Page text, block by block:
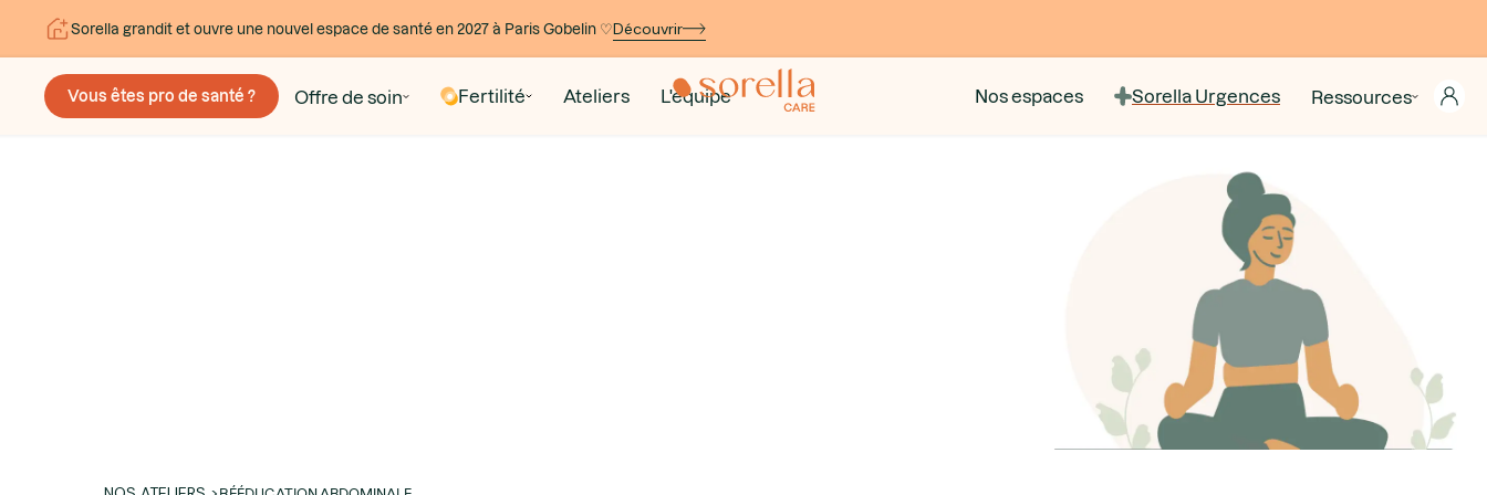
Sorella grandit et ouvre une nouvel espace de santé en 2027 à Paris Gobelin ♡Découvrir
Vous êtes pro de santé ? Offre de soin Fertilité Ateliers L'équipe Nos espaces Sorella Urgences Ressources